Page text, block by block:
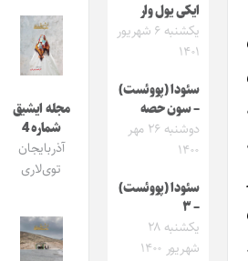
ایکی یول وار
یکشنبه ۶ شهریور
۱۴۰۱
سئودا (پووئست)
– سون حصه
دوشنبه ۲۶ مهر
۱۴۰۰
سئودا (پووئست)
– ۳
یکشنبه ۲۸
شهریور ۱۴۰۰
مجله ایشیق
شماره 4
آذربایجان
توی‌لاری